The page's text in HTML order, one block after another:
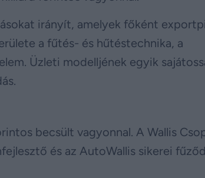
irányít, amelyek főként
a fűtés- és hűtéstechnika, a
Üzleti modelljének egyik
becsült vagyonnal. A Wallis
és az AutoWallis sikerei